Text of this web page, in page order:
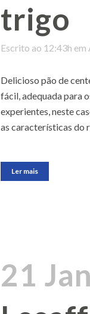
trigo
Escrito ao 12:43h em
Delicioso pão de
fácil, adequada para
experientes, neste
as características do
Ler mais
21 Jan